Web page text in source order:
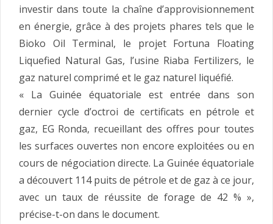
investir dans toute la chaîne d’approvisionnement
en énergie, grâce à des projets phares tels que le
Bioko Oil Terminal, le projet Fortuna Floating
Liquefied Natural Gas, l’usine Riaba Fertilizers, le
gaz naturel comprimé et le gaz naturel liquéfié.
« La Guinée équatoriale est entrée dans son
dernier cycle d’octroi de certificats en pétrole et
gaz, EG Ronda, recueillant des offres pour toutes
les surfaces ouvertes non encore exploitées ou en
cours de négociation directe. La Guinée équatoriale
a découvert 114 puits de pétrole et de gaz à ce jour,
avec un taux de réussite de forage de 42 % »,
précise-t-on dans le document.